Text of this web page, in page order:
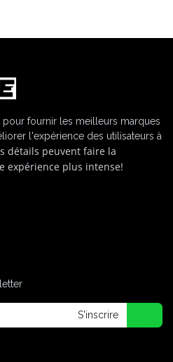
pour fournir les meilleurs marques
l'expérience des utilisateurs à
détails peuvent faire la
expérience plus intense!
S'inscrire